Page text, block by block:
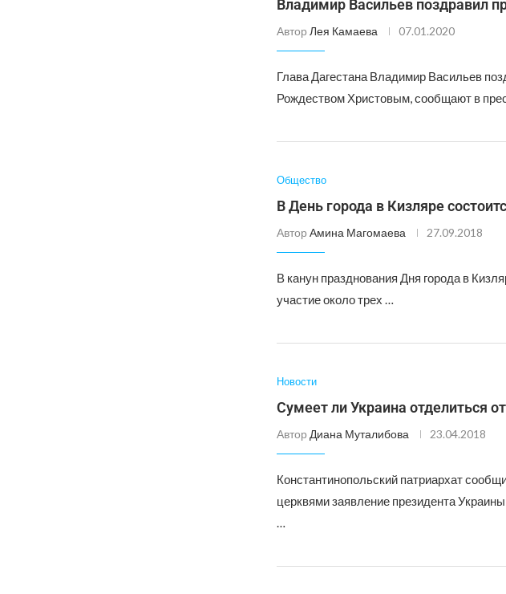
Владимир Васильев поздравил
Автор Лея Камаева 07.01.2020
Глава Дагестана Владимир Васильев
Рождеством Христовым, сообщают в
Общество
В День города в Кизляре
Автор Амина Магомаева 27.09.2018
В канун празднования Дня города в
участие около трех …
Новости
Сумеет ли Украина отделиться
Автор Диана Муталибова 23.04.2018
Константинопольский патриархат
церквями заявление президента
…